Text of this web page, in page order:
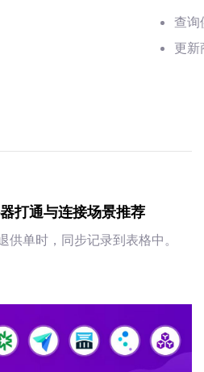
查询
更新
打通与连接场景推荐
供单时，同步记录到表格中。